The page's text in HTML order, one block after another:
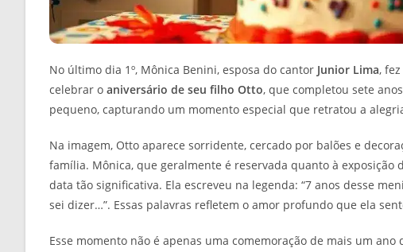
No último dia 1º, Mônica Benini, esposa do cantor Junior Lima,
celebrar o aniversário de seu filho Otto, que completou sete
pequeno, capturando um momento especial que retratou a
Na imagem, Otto aparece sorridente, cercado por balões e
família. Mônica, que geralmente é reservada quanto à exposição
data tão significativa. Ela escreveu na legenda: “7 anos desse
sei dizer…”. Essas palavras refletem o amor profundo que ela
Esse momento não é apenas uma comemoração de mais um